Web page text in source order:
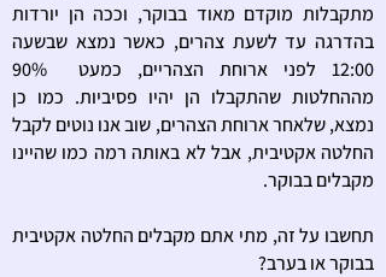
מתקבלות מוקדם מאוד בבוקר, וככה הן יורדות
בהדרגה עד לשעת צהרים, כאשר נמצא שבשעה
12:00 לפני ארוחת הצהריים, כמעט 90%
מההחלטות שהתקבלו הן יהיו פסיביות. כמו כן
נמצא, שלאחר ארוחת הצהרים, שוב אנו נוטים לקבל
החלטה אקטיבית, אבל לא באותה רמה כמו שהיינו
מקבלים בבוקר.
תחשבו על זה, מתי אתם מקבלים החלטה אקטיבית
בבוקר או בערב?